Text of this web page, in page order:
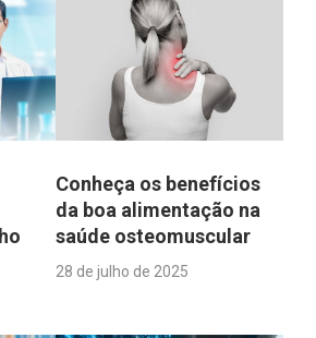
Conheça os benefícios
da boa alimentação na
saúde osteomuscular
28 de julho de 2025